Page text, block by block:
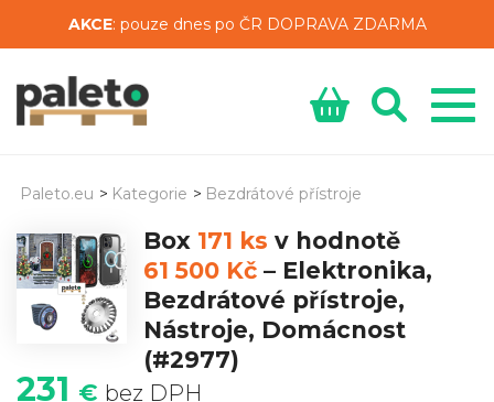
AKCE: pouze dnes po ČR DOPRAVA ZDARMA
Paleto.eu > Kategorie > Bezdrátové přístroje
Box 171 ks v hodnotě
61 500 Kč – Elektronika,
Bezdrátové přístroje,
Nástroje, Domácnost
(#2977)
231 € bez DPH